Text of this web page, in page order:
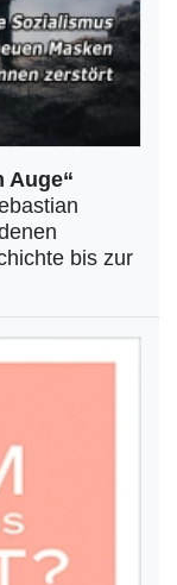
Auge“
bis zur